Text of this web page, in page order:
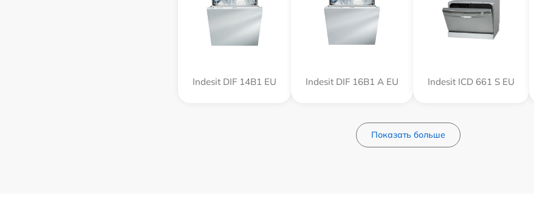
Indesit DIF 14B1 EU Indesit DIF 16B1 A EU Indesit ICD 661 S EU
Показать больше